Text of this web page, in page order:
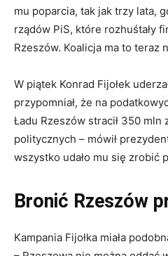
mu poparcia, tak jak trzy lata,
rządów PiS, które rozhuśtały
Rzeszów. Koalicja ma to teraz
W piątek Konrad Fijołek
przypomniał, że na
Ładu Rzeszów stracił 350 mln
politycznych – mówił
wszystko udało mu się zrobić
Bronić Rzeszów
Kampania Fijołka miała